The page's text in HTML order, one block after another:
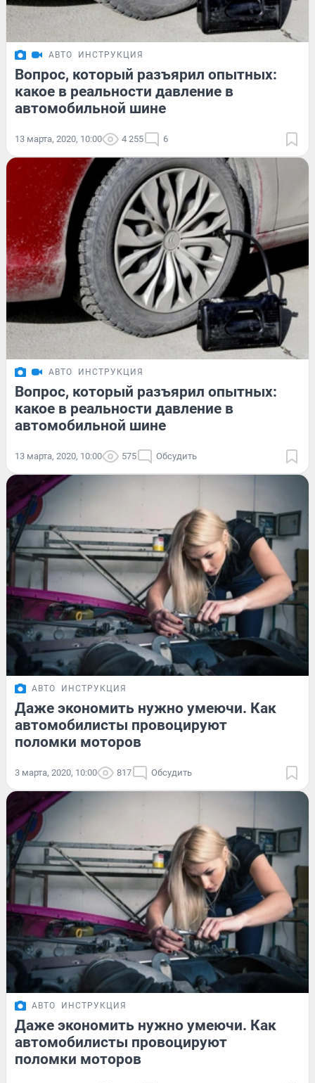
АВТО ИНСТРУКЦИЯ
Вопрос, который разъярил опытных:
какое в реальности давление в
автомобильной шине
13 марта, 2020, 10:00 4 255 6
АВТО ИНСТРУКЦИЯ
Вопрос, который разъярил опытных:
какое в реальности давление в
автомобильной шине
13 марта, 2020, 10:00 575 Обсудить
АВТО ИНСТРУКЦИЯ
Даже экономить нужно умеючи. Как
автомобилисты провоцируют
поломки моторов
3 марта, 2020, 10:00 817 Обсудить
АВТО ИНСТРУКЦИЯ
Даже экономить нужно умеючи. Как
автомобилисты провоцируют
поломки моторов